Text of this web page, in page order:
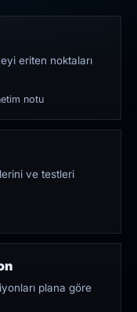
eriten noktaları
notu
ve testleri
plana göre